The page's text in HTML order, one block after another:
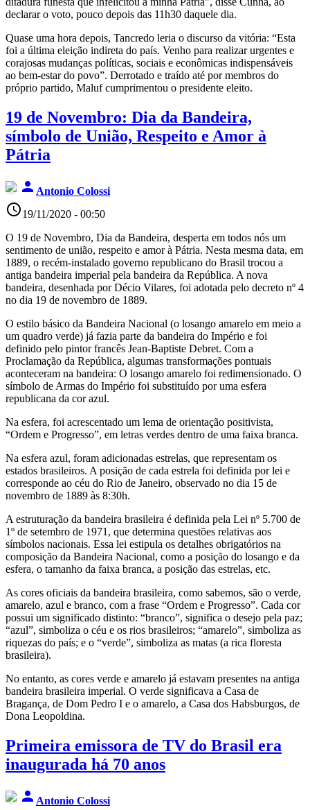
declarar o voto, pouco depois das 11h30 daquele dia.
Quase uma hora depois, Tancredo leria o discurso da vitória: “Esta
foi a última eleição indireta do país. Venho para realizar urgentes e
corajosas mudanças políticas, sociais e econômicas indispensáveis
ao bem-estar do povo”. Derrotado e traído até por membros do
próprio partido, Maluf cumprimentou o presidente eleito.
19 de Novembro: Dia da Bandeira,
símbolo de União, Respeito e Amor à
Pátria
person Antonio Colossi
access_time19/11/2020 - 00:50
O 19 de Novembro, Dia da Bandeira, desperta em todos nós um
sentimento de união, respeito e amor à Pátria. Nesta mesma data, em
1889, o recém-instalado governo republicano do Brasil trocou a
antiga bandeira imperial pela bandeira da República. A nova
bandeira, desenhada por Décio Vilares, foi adotada pelo decreto nº 4
no dia 19 de novembro de 1889.
O estilo básico da Bandeira Nacional (o losango amarelo em meio a
um quadro verde) já fazia parte da bandeira do Império e foi
definido pelo pintor francês Jean-Baptiste Debret. Com a
Proclamação da República, algumas transformações pontuais
aconteceram na bandeira: O losango amarelo foi redimensionado. O
símbolo de Armas do Império foi substituído por uma esfera
republicana da cor azul.
Na esfera, foi acrescentado um lema de orientação positivista,
“Ordem e Progresso”, em letras verdes dentro de uma faixa branca.
Na esfera azul, foram adicionadas estrelas, que representam os
estados brasileiros. A posição de cada estrela foi definida por lei e
corresponde ao céu do Rio de Janeiro, observado no dia 15 de
novembro de 1889 às 8:30h.
A estruturação da bandeira brasileira é definida pela Lei nº 5.700 de
1º de setembro de 1971, que determina questões relativas aos
símbolos nacionais. Essa lei estipula os detalhes obrigatórios na
composição da Bandeira Nacional, como a posição do losango e da
esfera, o tamanho da faixa branca, a posição das estrelas, etc.
As cores oficiais da bandeira brasileira, como sabemos, são o verde,
amarelo, azul e branco, com a frase “Ordem e Progresso”. Cada cor
possui um significado distinto: “branco”, significa o desejo pela paz;
“azul”, simboliza o céu e os rios brasileiros; “amarelo”, simboliza as
riquezas do país; e o “verde”, simboliza as matas (a rica floresta
brasileira).
No entanto, as cores verde e amarelo já estavam presentes na antiga
bandeira brasileira imperial. O verde significava a Casa de
Bragança, de Dom Pedro I e o amarelo, a Casa dos Habsburgos, de
Dona Leopoldina.
Primeira emissora de TV do Brasil era
inaugurada há 70 anos
person Antonio Colossi